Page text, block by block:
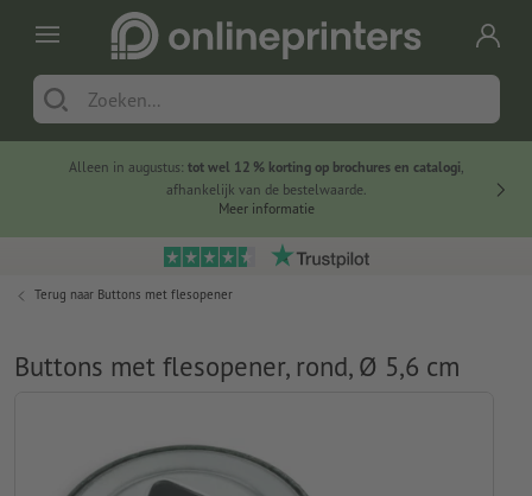
Alleen in augustus: tot wel 12 % korting op brochures en catalogi,
afhankelijk van de bestelwaarde.
Meer informatie
Terug naar Buttons met flesopener
Buttons met flesopener, rond, Ø 5,6 cm